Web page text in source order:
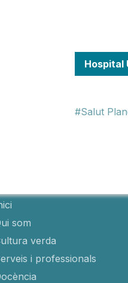
Hospital
Salut
som
verda
i professionals